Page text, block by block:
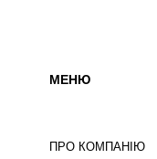
ПРО КОМПАНІЮ
МЕНЮ